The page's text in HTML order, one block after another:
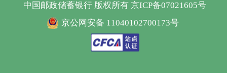
中国邮政储蓄银行 版权所有 京ICP备07021605号
京公网安备 11040102700173号